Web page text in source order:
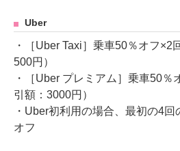
Uber
・［Uber Taxi］乗車50％オフ×2
500円）
・［Uber プレミアム］乗車50％
引額：3000円）
・Uber初利用の場合、最初の4
オフ